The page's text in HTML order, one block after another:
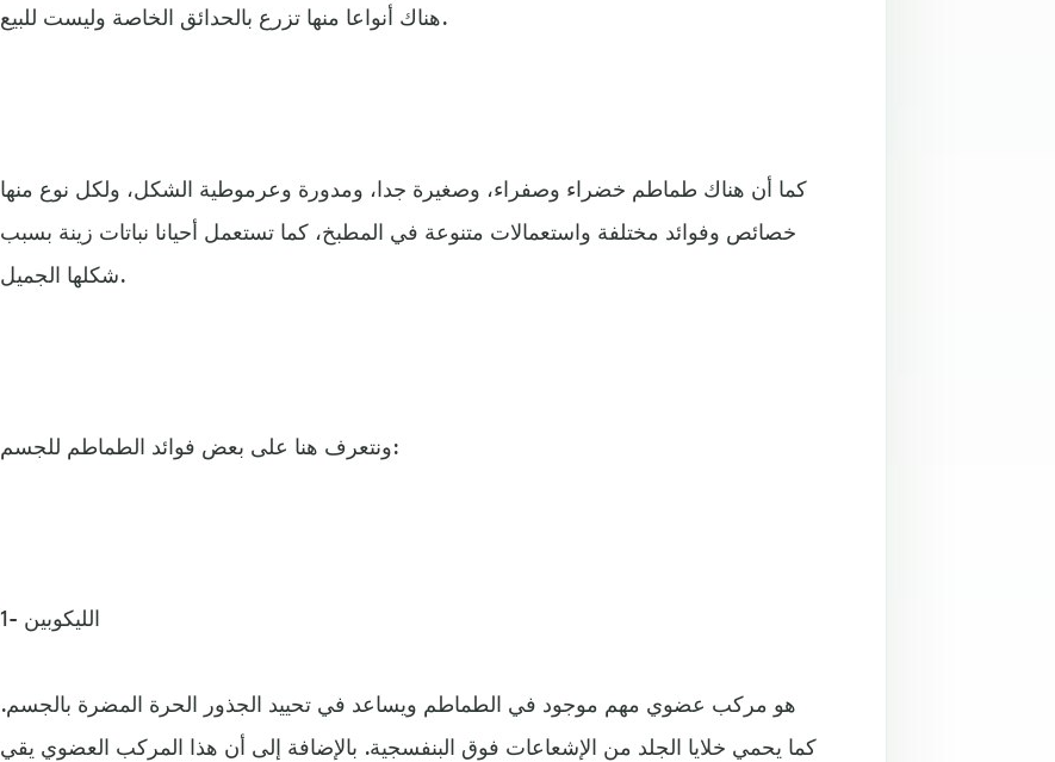
هناك أنواعا منها تزرع بالحدائق الخاصة وليست للبيع.
كما أن هناك طماطم خضراء وصفراء، وصغيرة جدا، ومدورة وعرموطية الشكل، ولكل نوع منها
خصائص وفوائد مختلفة واستعمالات متنوعة في المطبخ، كما تستعمل أحيانا نباتات زينة بسبب
شكلها الجميل.
ونتعرف هنا على بعض فوائد الطماطم للجسم:
1- الليكوبين
هو مركب عضوي مهم موجود في الطماطم ويساعد في تحييد الجذور الحرة المضرة بالجسم.
كما يحمي خلايا الجلد من الإشعاعات فوق البنفسجية. بالإضافة إلى أن هذا المركب العضوي يقي